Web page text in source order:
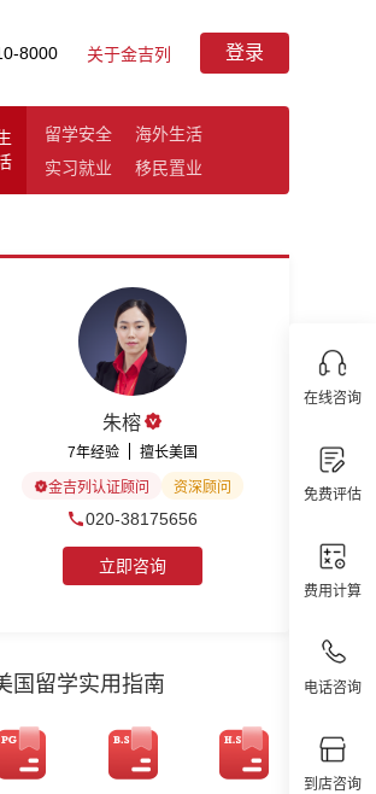
8000 关于金吉列 登录
留学安全
海外生活
实习就业
移民置业
在线咨询
免费评估
费用计算
电话咨询
到店咨询
朱榕
7年经验 擅长美国
金吉列认证顾问 资深顾问
020-38175656
立即咨询
国留学实用指南